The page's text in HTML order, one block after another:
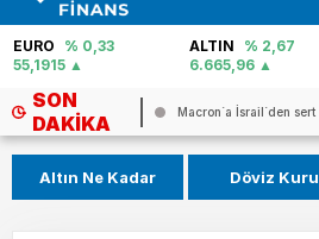
EURO
% 0,33
55,1915
ALTIN
% 2,67
6.665,96
SON
DAKIKA
Macron`a İsrail`den sert eleştiri! ...
Altın Ne Kadar Döviz Kuru